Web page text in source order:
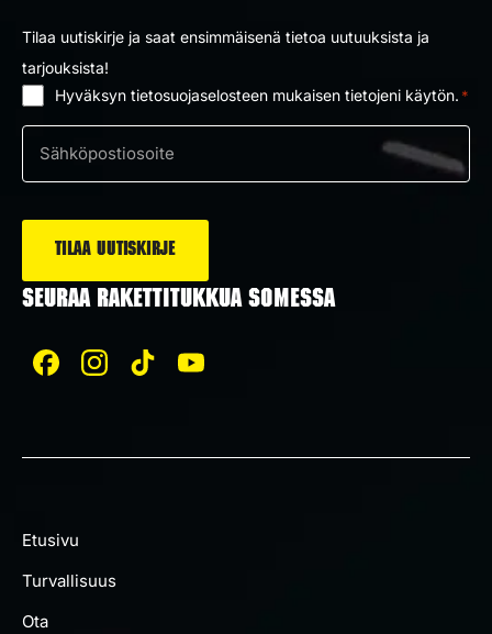
Tilaa uutiskirje ja saat ensimmäisenä tietoa uutuuksista ja
tarjouksista!
Hyväksyn tietosuojaselosteen mukaisen tietojeni käytön. *
Sähköposti
SEURAA RAKETTITUKKUA SOMESSA
Etusivu
Turvallisuus
Ota